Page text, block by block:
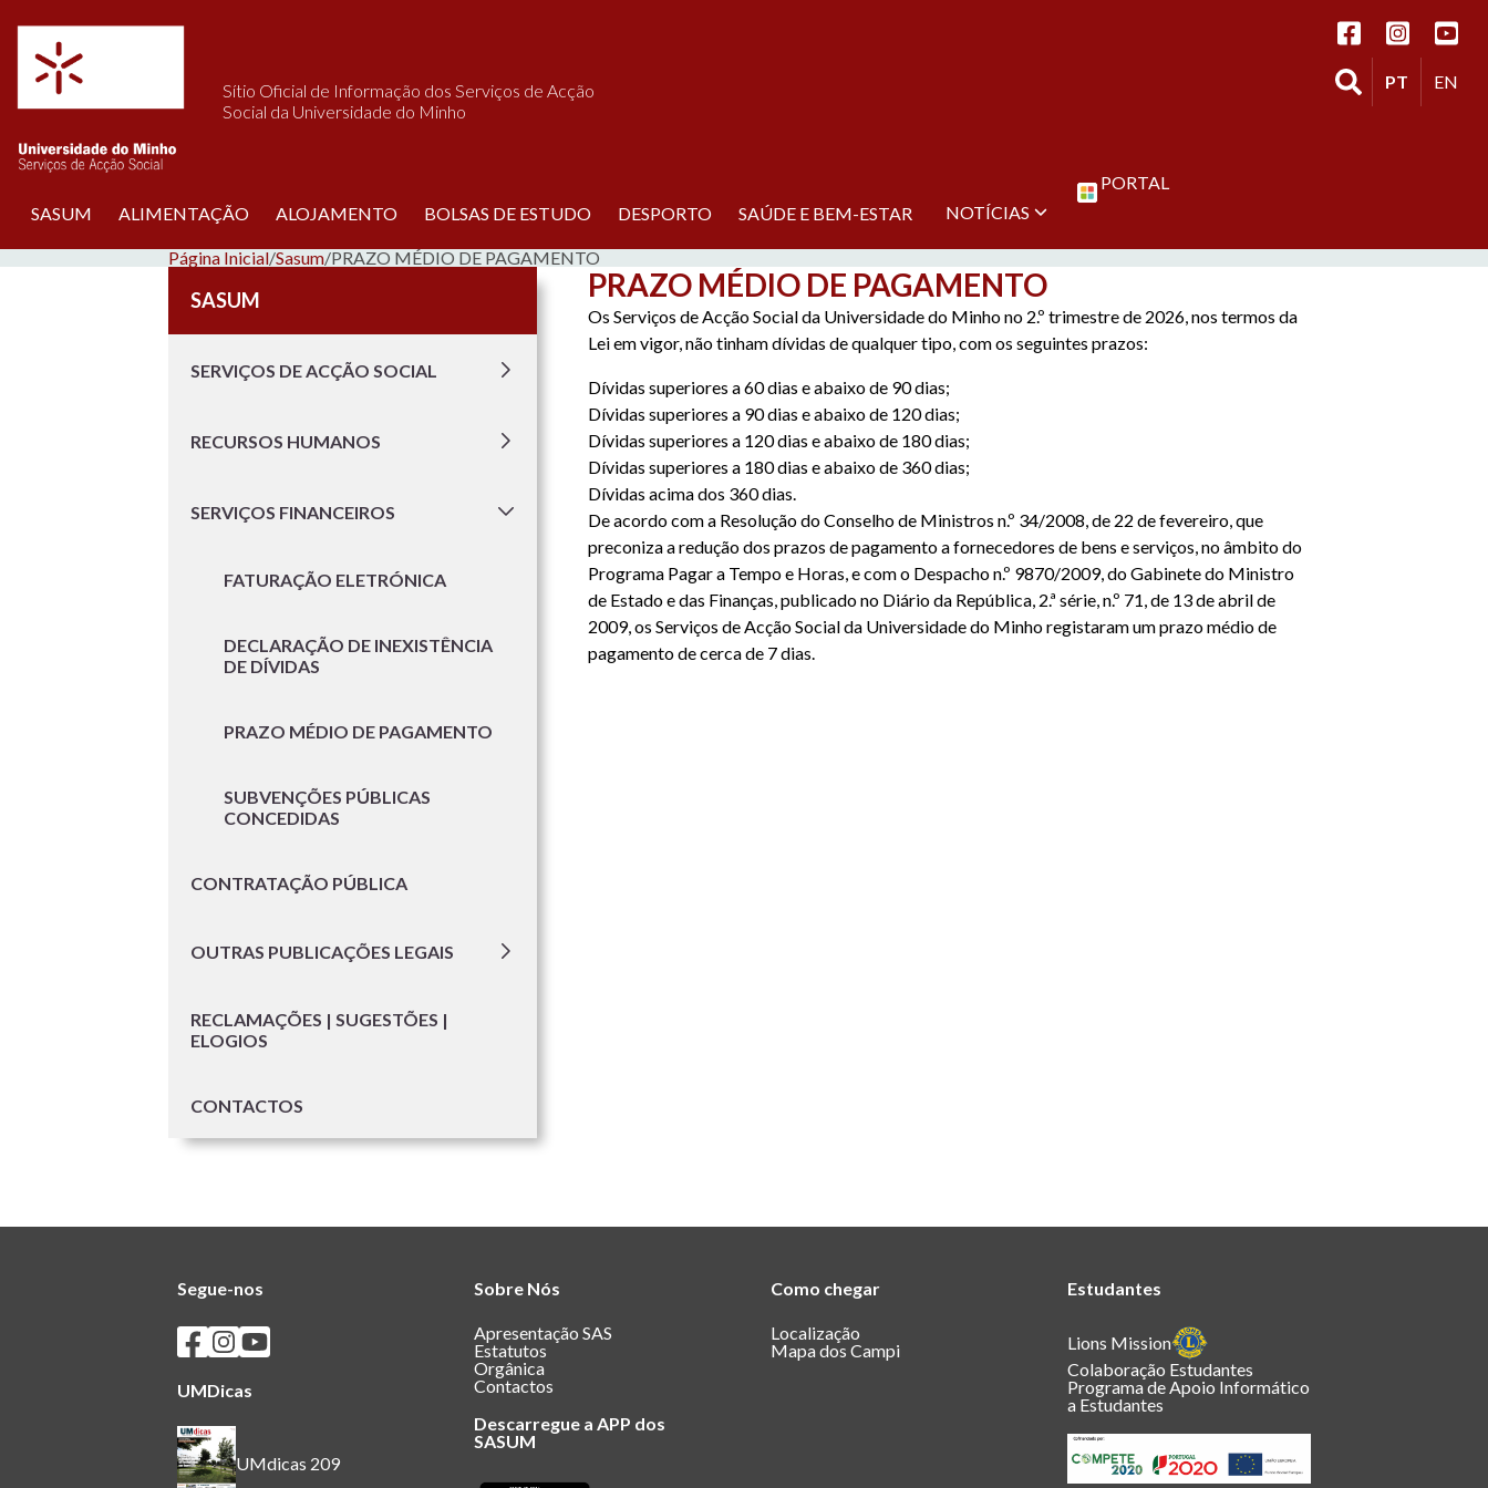
Sítio Oficial de Informação dos Serviços de Acção
Social da Universidade do Minho
SASUM ALIMENTAÇÃO ALOJAMENTO BOLSAS DE ESTUDO DESPORTO SAÚDE E BEM-ESTAR NOTÍCIAS
PORTAL
Seguir os SASUM
Seguir os
Ir para a página de
Trocar
PT EN
Página Inicial/Sasum/PRAZO MÉDIO DE PAGAMENTO
SASUM
SERVIÇOS DE ACÇÃO SOCIAL
RECURSOS HUMANOS
SERVIÇOS FINANCEIROS
FATURAÇÃO ELETRÓNICA
DECLARAÇÃO DE INEXISTÊNCIA
DE DÍVIDAS
PRAZO MÉDIO DE PAGAMENTO
SUBVENÇÕES PÚBLICAS
CONCEDIDAS
CONTRATAÇÃO PÚBLICA
OUTRAS PUBLICAÇÕES LEGAIS
RECLAMAÇÕES | SUGESTÕES |
ELOGIOS
CONTACTOS
PRAZO MÉDIO DE PAGAMENTO
Os Serviços de Acção Social da Universidade do Minho no 2.º trimestre de 2026, nos termos da
Lei em vigor, não tinham dívidas de qualquer tipo, com os seguintes prazos:
Dívidas superiores a 60 dias e abaixo de 90 dias;
Dívidas superiores a 90 dias e abaixo de 120 dias;
Dívidas superiores a 120 dias e abaixo de 180 dias;
Dívidas superiores a 180 dias e abaixo de 360 dias;
Dívidas acima dos 360 dias.
De acordo com a Resolução do Conselho de Ministros n.º 34/2008, de 22 de fevereiro, que
preconiza a redução dos prazos de pagamento a fornecedores de bens e serviços, no âmbito do
Programa Pagar a Tempo e Horas, e com o Despacho n.º 9870/2009, do Gabinete do Ministro
de Estado e das Finanças, publicado no Diário da República, 2.ª série, n.º 71, de 13 de abril de
2009, os Serviços de Acção Social da Universidade do Minho registaram um prazo médio de
pagamento de cerca de 7 dias.
Segue-nos
Seguir os SASUM no Facebook
Seguir os SASUM no Instagram
Seguir os SASUM no Youtube
UMDicas
UMdicas 209
Sobre Nós
Apresentação SAS
Estatutos
Orgânica
Contactos
Descarregue a APP dos
SASUM
Como chegar
Localização
Mapa dos Campi
Estudantes
Lions Mission
Colaboração Estudantes
Programa de Apoio Informático
a Estudantes